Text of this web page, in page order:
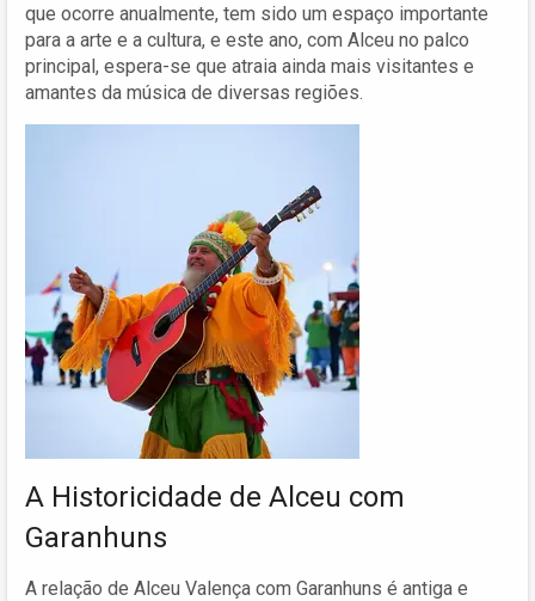
que ocorre anualmente, tem sido um espaço importante
para a arte e a cultura, e este ano, com Alceu no palco
principal, espera-se que atraia ainda mais visitantes e
amantes da música de diversas regiões.
A Historicidade de Alceu com
Garanhuns
A relação de Alceu Valença com Garanhuns é antiga e